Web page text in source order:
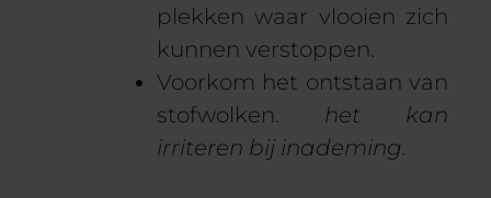
plekken waar vlooien zich
kunnen verstoppen.
Voorkom het ontstaan van
stofwolken. het kan
irriteren bij inademing.